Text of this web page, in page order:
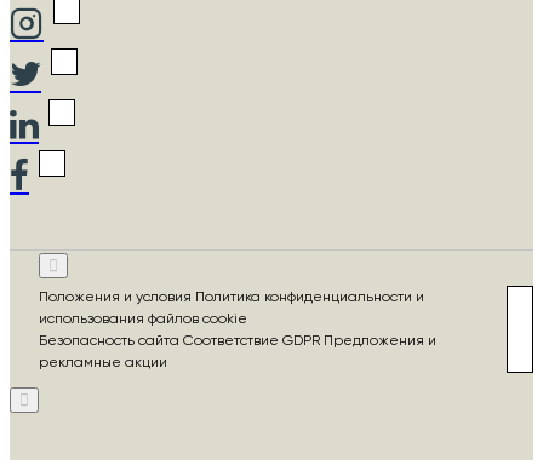
Положения и условия Политика конфиденциальности и
использования файлов cookie
Безопасность сайта Соответствие GDPR Предложения и
рекламные акции